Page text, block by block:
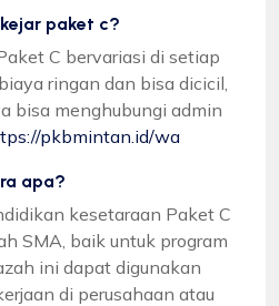
paket c?
C bervariasi di setiap
ringan dan bisa dicicil,
bisa menghubungi admin
pkbmintan.id/wa
apa?
kesetaraan Paket C
SMA, baik untuk program
ini dapat digunakan
di perusahaan atau